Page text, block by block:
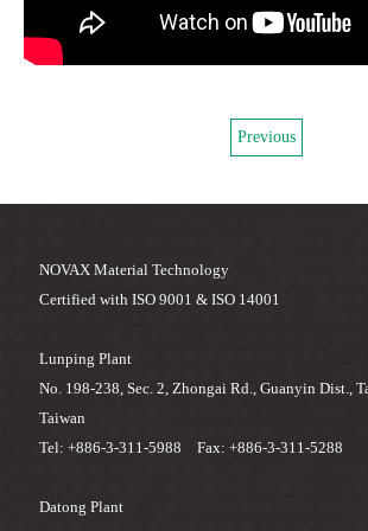
Previous
NOVAX Material Technology
Certified with ISO 9001 & ISO 14001
Lunping Plant
No. 198-238, Sec. 2, Zhongai Rd., Guanyin Dist.,
Taiwan
Tel: +886-3-311-5988 Fax: +886-3-311-5288
Datong Plant